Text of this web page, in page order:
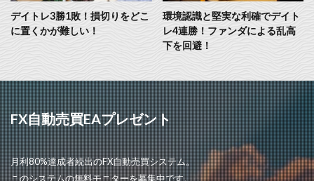
デイトレ3勝1敗！損切りをどこ
に置くかが難しい！
環境認識と堅実な利確でデイト
レ4連勝！ファンダによる乱高
下を回避！
FX自動売買EAプレゼント
月利80%達成者続出のFX自動売買システム。
このシステムの無料モニターを募集中です。